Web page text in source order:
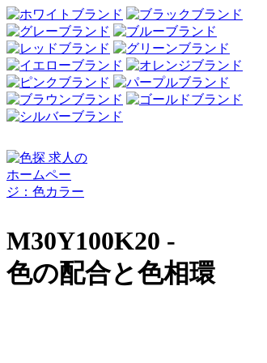
M30Y100K20 -
色の配合と色相環